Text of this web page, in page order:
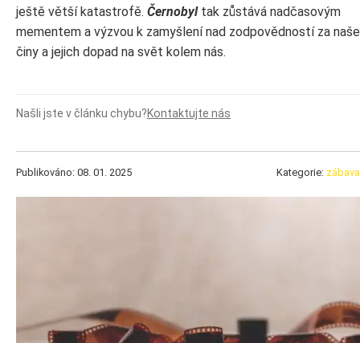
ještě větší katastrofě. Černobyltak zůstává nadčasovým
mementem a výzvou k zamyšlení nad zodpovědností za naše
činy a jejich dopad na svět kolem nás.
Našli jste v článku chybu?Kontaktujte nás
Publikováno: 08. 01. 2025 Kategorie: zábava